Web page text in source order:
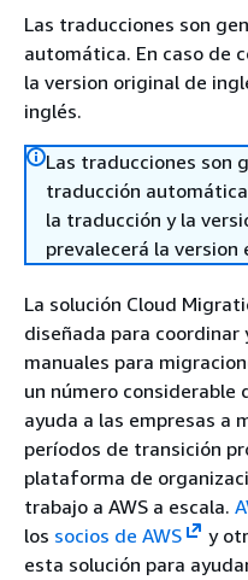
Las traducciones son
automática. En caso de
la version original de
inglés.
Las traducciones son
traducción
la traducción y la
prevalecerá la version
La solución Cloud
diseñada para
manuales para
un número considerable
ayuda a las empresas a
períodos de transición
plataforma de
trabajo a AWS a escala.
los socios de AWS
y
esta solución para